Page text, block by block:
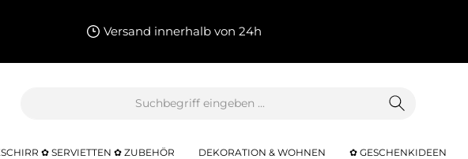
Versand innerhalb von 24h
✿ SERVIETTEN ✿ ZUBEHÖR DEKORATION & WOHNEN ✿ GESCHENKIDEEN